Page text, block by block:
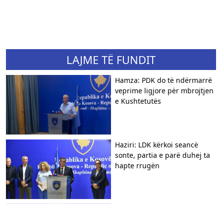
LAJME TË FUNDIT
Hamza: PDK do të ndërmarrë
veprime ligjore për mbrojtjen
e Kushtetutës
Haziri: LDK kërkoi seancë
sonte, partia e parë duhej ta
hapte rrugën